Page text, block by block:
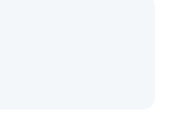
TUNTAS